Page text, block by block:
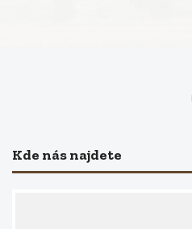
Kde nás najdete